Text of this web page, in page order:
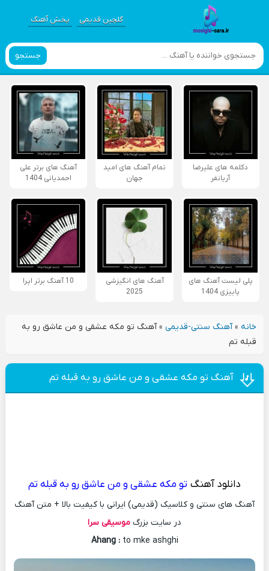
گلچین قدیمی پخش آهنگ
جستجو
دکلمه های علیرضا
آریانفر
تمام آهنگ های امید
جهان
آهنگ های برتر علی
احمدیانی 1404
پلی لیست آهنگ های
پاییزی 1404
آهنگ های انگیزشی
2025
10 آهنگ برتر اپرا
خانه»آهنگ سنتی-قدیمی»آهنگ تو مکه عشقی و من عاشق رو به
قبله تم
آهنگ تو مکه عشقی و من عاشق رو به قبله تم
دانلود آهنگ تو مکه عشقی و من عاشق رو به قبله تم
آهنگ های سنتی و کلاسیک (قدیمی) ایرانی با کیفیت بالا + متن آهنگ
در سایت بزرگ موسیقی سرا
Ahang :to mke ashghi